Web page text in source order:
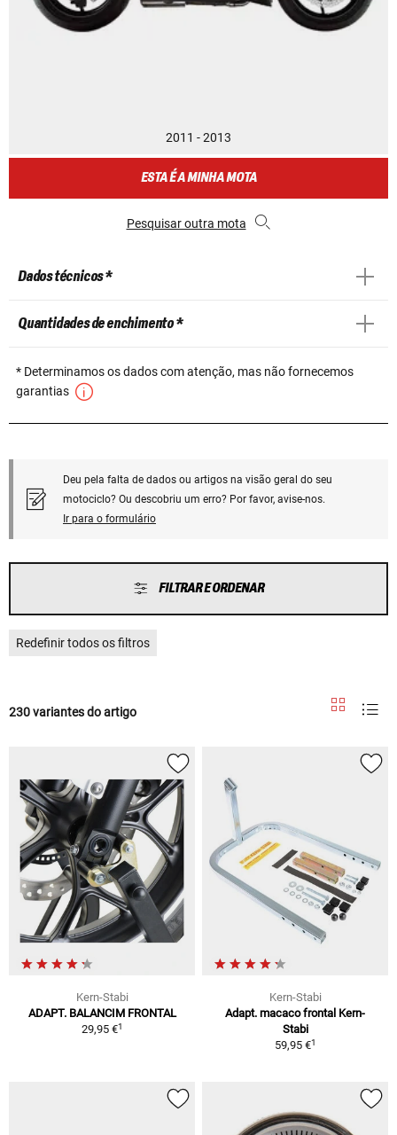
2011 - 2013
ESTA É A MINHA MOTA
Pesquisar outra mota
Dados técnicos *
Quantidades de enchimento *
* Determinamos os dados com atenção, mas não fornecemos
garantias
Deu pela falta de dados ou artigos na visão geral do seu
motociclo? Ou descobriu um erro? Por favor, avise-nos.
Ir para o formulário
FILTRAR E ORDENAR
Redefinir todos os filtros
230 variantes do artigo
Kern-Stabi
ADAPT. BALANCIM FRONTAL
29,95 €1
Kern-Stabi
Adapt. macaco frontal Kern-
Stabi
59,95 €1